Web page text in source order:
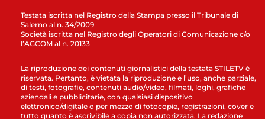
Testata iscritta nel Registro della Stampa presso il Tribunale di
Salerno al n. 34/2009
Società iscritta nel Registro degli Operatori di Comunicazione c/o
l’AGCOM al n. 20133
La riproduzione dei contenuti giornalistici della testata STILETV è
riservata. Pertanto, è vietata la riproduzione e l’uso, anche parziale,
di testi, fotografie, contenuti audio/video, filmati, loghi, grafiche
aziendali e pubblicitarie, con qualsiasi dispositivo
elettronico/digitale o per mezzo di fotocopie, registrazioni, cover e
tutto quanto è ascrivibile a copia non autorizzata. La redazione